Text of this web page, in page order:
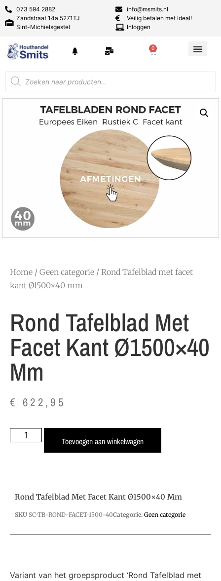
073 594 2882
Zandstraat 14a 5271TJ
Sint-Michielsgestel
info@msmits.nl
Veilig betalen met Ideal!
Inloggen
0
Home / Geen categorie / Rond Tafelblad met facet
kant Ø1500×40 mm
Rond Tafelblad Met
Facet Kant Ø1500×40
Mm
€ 622,95
Toevoegen aan winkelwagen
Rond Tafelblad Met Facet Kant Ø1500×40 Mm
SKU SC-TB-ROND-FACET-1500-40Categorie: Geen categorie
Variant van het groepsproduct ‘Rond Tafelblad met